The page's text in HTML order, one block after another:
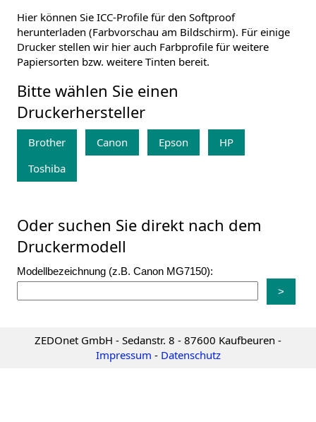
Hier können Sie ICC-Profile für den Softproof
herunterladen (Farbvorschau am Bildschirm). Für einige
Drucker stellen wir hier auch Farbprofile für weitere
Papiersorten bzw. weitere Tinten bereit.
Bitte wählen Sie einen
Druckerhersteller
Brother Canon Epson
HP
Toshiba
Oder suchen Sie direkt nach dem
Druckermodell
Modellbezeichnung (z.B. Canon MG7150):
ZEDOnet GmbH - Sedanstr. 8 - 87600 Kaufbeuren -
Impressum - Datenschutz